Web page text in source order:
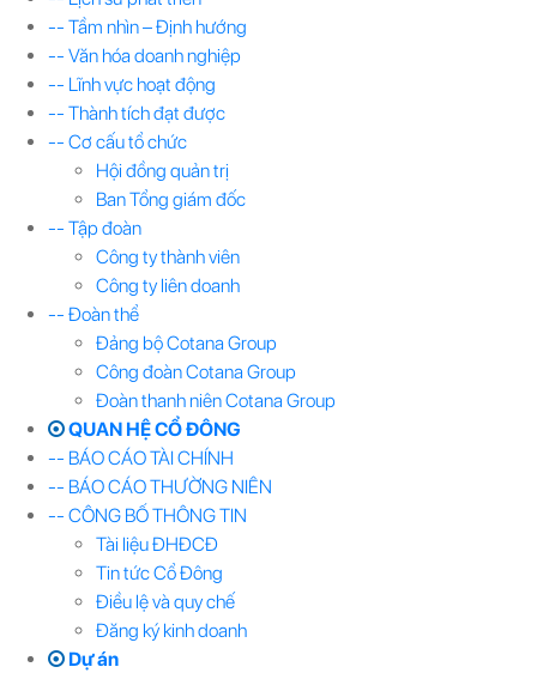
-- Tầm nhìn – Định hướng
-- Văn hóa doanh nghiệp
-- Lĩnh vực hoạt động
-- Thành tích đạt được
-- Cơ cấu tổ chức
Hội đồng quản trị
Ban Tổng giám đốc
-- Tập đoàn
Công ty thành viên
Công ty liên doanh
-- Đoàn thể
Đảng bộ Cotana Group
Công đoàn Cotana Group
Đoàn thanh niên Cotana Group
QUAN HỆ CỔ ĐÔNG
-- BÁO CÁO TÀI CHÍNH
-- BÁO CÁO THƯỜNG NIÊN
-- CÔNG BỐ THÔNG TIN
Tài liệu ĐHĐCĐ
Tin tức Cổ Đông
Điều lệ và quy chế
Đăng ký kinh doanh
Dự án